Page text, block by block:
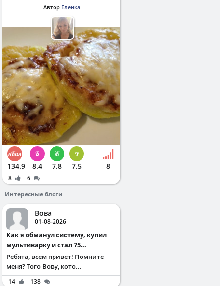
Автор Еленка
134.9 8.4 7.8 7.5 8
8
6
Интересные блоги
Вова
01-08-2026
Как я обманул систему, купил
мультиварку и стал 75...
Ребята, всем привет! Помните
меня? Того Вову, кото...
14 138